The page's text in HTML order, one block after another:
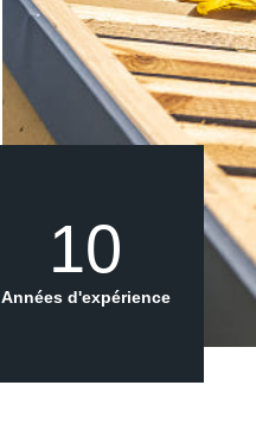
10
Années d'expérience